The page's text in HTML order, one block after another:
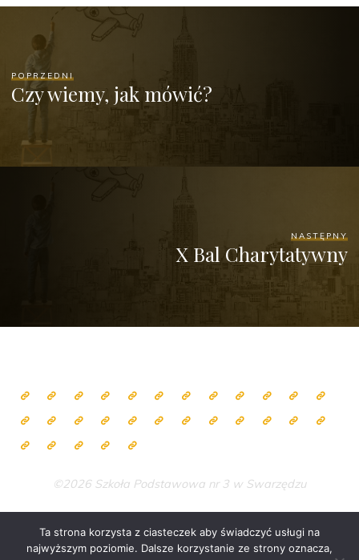
POPRZEDNI
Czy wiemy, jak mówić?
NASTĘPNY
X Bal Charytatywny
©2026 Szkoła Podstawowa nr 3 w Swarzędzu
Ta strona korzysta z ciasteczek aby świadczyć usługi na
najwyższym poziomie. Dalsze korzystanie ze strony oznacza,